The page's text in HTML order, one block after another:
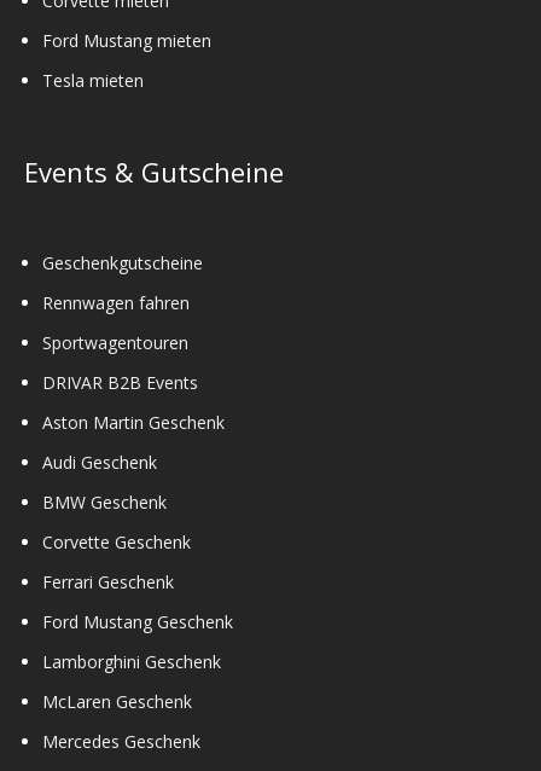
Ford Mustang mieten
Tesla mieten
Events & Gutscheine
Geschenkgutscheine
Rennwagen fahren
Sportwagentouren
DRIVAR B2B Events
Aston Martin Geschenk
Audi Geschenk
BMW Geschenk
Corvette Geschenk
Ferrari Geschenk
Ford Mustang Geschenk
Lamborghini Geschenk
McLaren Geschenk
Mercedes Geschenk